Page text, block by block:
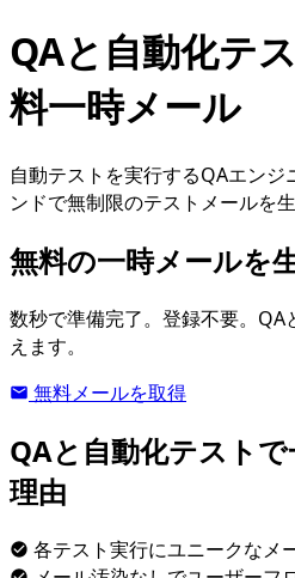
QAと自動化テ
料一時メール
自動テストを実行するQAエン
ンドで無制限のテストメールを生
無料の一時メールを
数秒で準備完了。登録不要。QA
えます。
無料メールを取得
QAと自動化テスト
理由
各テスト実行にユニークなメ